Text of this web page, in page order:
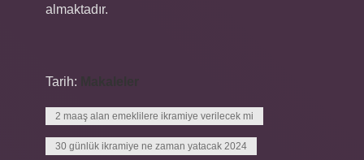
almaktadır.
Tarih:
2 maaş alan emeklilere ikramiye verilecek mi
30 günlük ikramiye ne zaman yatacak 2024